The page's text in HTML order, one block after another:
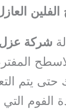
شركة عزل
حتى يتم
الفوم